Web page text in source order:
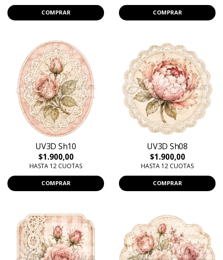
COMPRAR COMPRAR
UV3D Sh10
$1.900,00
HASTA 12 CUOTAS
COMPRAR
UV3D Sh08
$1.900,00
HASTA 12 CUOTAS
COMPRAR